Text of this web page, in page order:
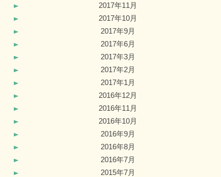
2017年11月
2017年10月
2017年9月
2017年6月
2017年3月
2017年2月
2017年1月
2016年12月
2016年11月
2016年10月
2016年9月
2016年8月
2016年7月
2015年7月